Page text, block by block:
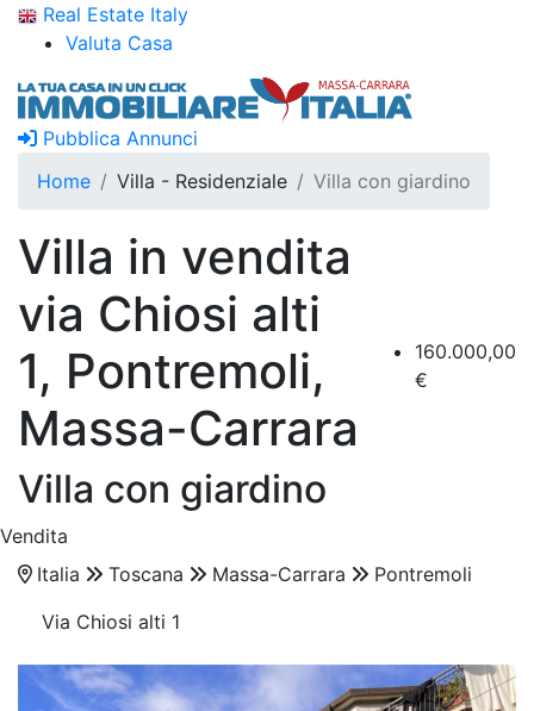
Real Estate Italy
Valuta Casa
Pubblica Annunci
Home
Villa - Residenziale Villa con giardino
Villa in vendita
via Chiosi alti
1, Pontremoli,
Massa-Carrara
Villa con giardino
160.000,00
€
Vendita
Italia
Toscana Massa-Carrara
Pontremoli
Via Chiosi alti 1